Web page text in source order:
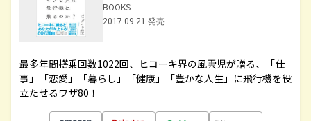
BOOKS
2017.09.21 発売
最多年間搭乗回数1022回、ヒコーキ界の風雲児が贈る、「仕
事」「恋愛」「暮らし」「健康」「豊かな人生」に飛行機を役
立たせるワザ80！